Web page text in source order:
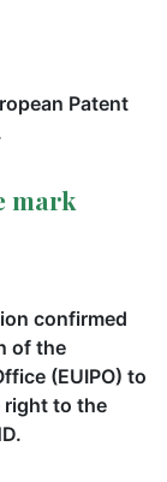
Patent
mark
confirmed
of the
(EUIPO) to
right to the